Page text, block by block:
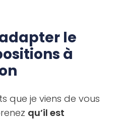
le
à
que je viens de vous
qu’il est